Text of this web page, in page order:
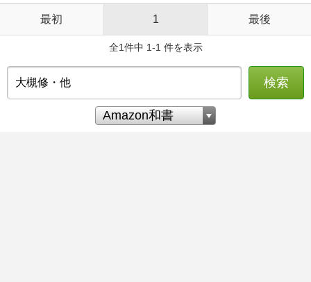
最初 1 最後
全1件中 1-1 件を表示
検索